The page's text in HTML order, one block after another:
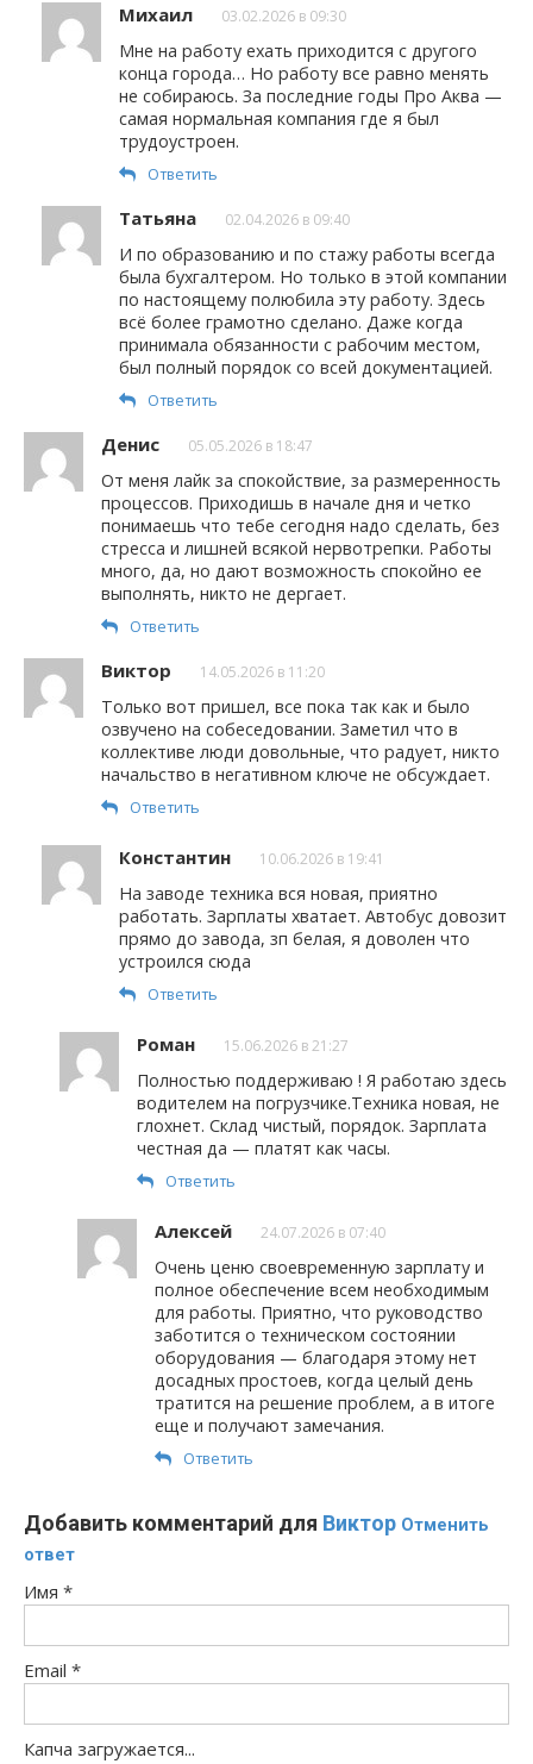
Михаил 03.02.2026 в 09:30
Мне на работу ехать приходится с другого
конца города… Но работу все равно менять
не собираюсь. За последние годы Про Аква —
самая нормальная компания где я был
трудоустроен.
Ответить
Татьяна 02.04.2026 в 09:40
И по образованию и по стажу работы всегда
была бухгалтером. Но только в этой компании
по настоящему полюбила эту работу. Здесь
всё более грамотно сделано. Даже когда
принимала обязанности с рабочим местом,
был полный порядок со всей документацией.
Ответить
Денис 05.05.2026 в 18:47
От меня лайк за спокойствие, за размеренность
процессов. Приходишь в начале дня и четко
понимаешь что тебе сегодня надо сделать, без
стресса и лишней всякой нервотрепки. Работы
много, да, но дают возможность спокойно ее
выполнять, никто не дергает.
Ответить
Виктор 14.05.2026 в 11:20
Только вот пришел, все пока так как и было
озвучено на собеседовании. Заметил что в
коллективе люди довольные, что радует, никто
начальство в негативном ключе не обсуждает.
Ответить
Константин 10.06.2026 в 19:41
На заводе техника вся новая, приятно
работать. Зарплаты хватает. Автобус довозит
прямо до завода, зп белая, я доволен что
устроился сюда
Ответить
Роман 15.06.2026 в 21:27
Полностью поддерживаю ! Я работаю здесь
водителем на погрузчике.Техника новая, не
глохнет. Склад чистый, порядок. Зарплата
честная да — платят как часы.
Ответить
Алексей 24.07.2026 в 07:40
Очень ценю своевременную зарплату и
полное обеспечение всем необходимым
для работы. Приятно, что руководство
заботится о техническом состоянии
оборудования — благодаря этому нет
досадных простоев, когда целый день
тратится на решение проблем, а в итоге
еще и получают замечания.
Ответить
Добавить комментарий для Виктор Отменить
ответ
Имя *
Email *
Капча загружается...